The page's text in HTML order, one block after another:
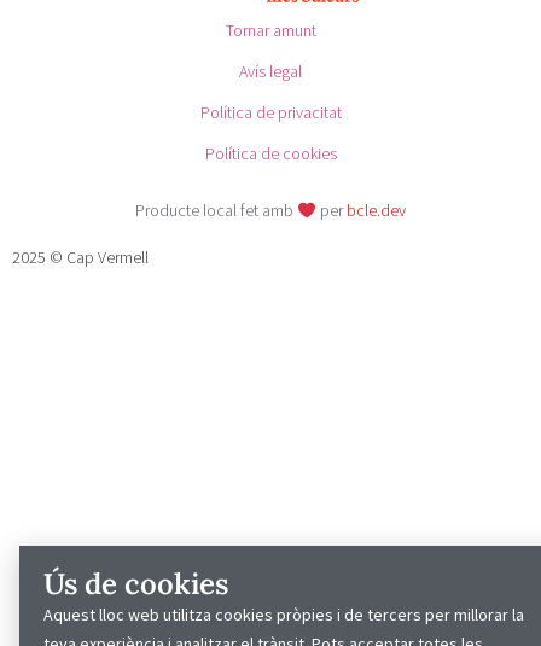
Tornar amunt
Avís legal
Política de privacitat
Política de cookies
Producte local fet amb perbcle.dev
2025 © Cap Vermell
Ús de cookies
Aquest lloc web utilitza cookies pròpies i de tercers per millorar la